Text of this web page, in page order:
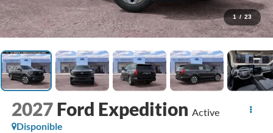
1 / 23
2027 Ford Expedition Active
Disponible